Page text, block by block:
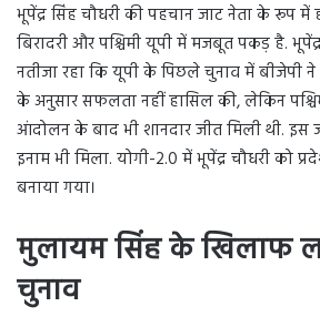
भूपेंद्र सिंह चौधरी की पहचान जाट नेता के रूप में
बिरादरी और पश्चिमी यूपी में मजबूत पकड़ है.
नतीजा रहा कि यूपी के पिछले चुनाव में बीजेपी
के अनुसार सफलता नहीं हासिल की, लेकिन
आंदोलन के बाद भी शानदार जीत मिली थी. इस
इनाम भी मिला. योगी-2.0 में भूपेंद्र चौधरी को
बनाया गया।
मुलायम सिंह के खिलाफ
चुनाव